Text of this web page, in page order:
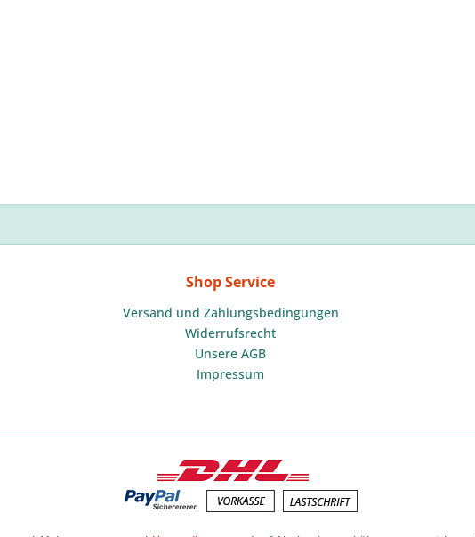
Shop Service
Versand und Zahlungsbedingungen
Widerrufsrecht
Unsere AGB
Impressum